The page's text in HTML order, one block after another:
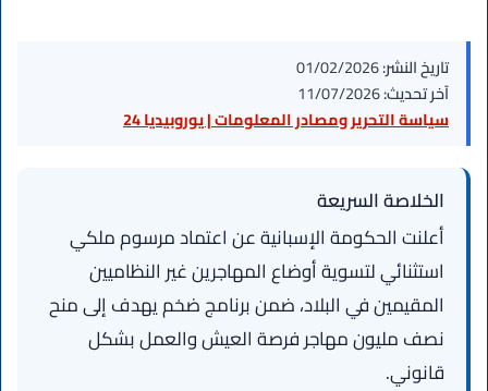
تاريخ النشر:01/02/2026
آخر تحديث:11/07/2026
سياسة التحرير ومصادر المعلومات | يوروبيديا 24
الخلاصة السريعة
أعلنت الحكومة الإسبانية عن اعتماد مرسوم ملكي
استثنائي لتسوية أوضاع المهاجرين غير النظاميين
المقيمين في البلاد، ضمن برنامج ضخم يهدف إلى منح
نصف مليون مهاجر فرصة العيش والعمل بشكل
قانوني.